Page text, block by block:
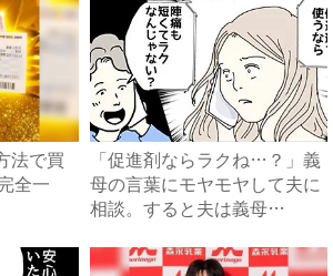
法で買
全一
「促進剤ならラクね…？」義
母の言葉にモヤモヤして夫に
相談。すると夫は義母